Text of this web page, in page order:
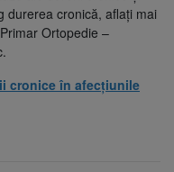
durerea cronică, aflați mai
Ortopedie –
cronice în afecțiunile